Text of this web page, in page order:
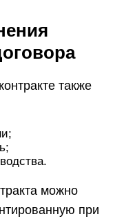
также
можно
при